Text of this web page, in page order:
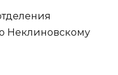
Неклиновскому